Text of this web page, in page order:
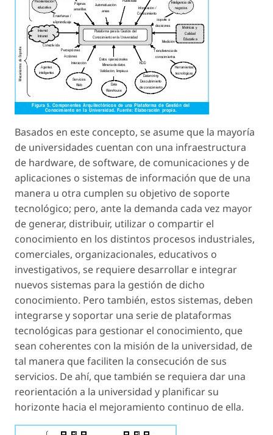
Basados en este concepto, se asume que la mayoría
de universidades cuentan con una infraestructura
de hardware, de software, de comunicaciones y de
aplicaciones o sistemas de información que de una
manera u otra cumplen su objetivo de soporte
tecnológico; pero, ante la demanda cada vez mayor
de generar, distribuir, utilizar o compartir el
conocimiento en los distintos procesos industriales,
comerciales, organizacionales, educativos o
investigativos, se requiere desarrollar e integrar
nuevos sistemas para la gestión de dicho
conocimiento. Pero también, estos sistemas, deben
integrarse y soportar una serie de plataformas
tecnológicas para gestionar el conocimiento, que
sean coherentes con la misión de la universidad, de
tal manera que faciliten la consecución de sus
servicios. De ahí, que también se requiera dar una
reorientación a la universidad y planificar su
horizonte hacia el mejoramiento continuo de ella.